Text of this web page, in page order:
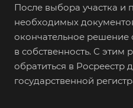
После выбора участка и
необходимых
окончательное решение
в собственность. С
обратиться в Росреестр
государственной